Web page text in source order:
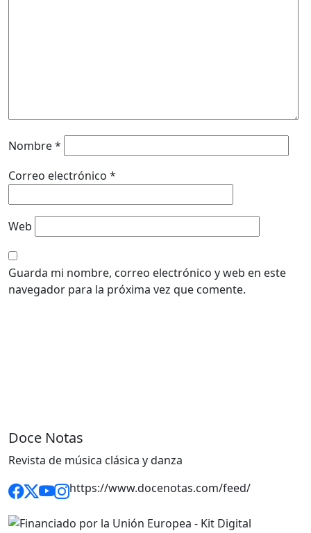
Nombre*
Correo electrónico *
Web
Guarda mi nombre, correo electrónico y web en este
navegador para la próxima vez que comente.
Doce Notas
Revista de música clásica y danza
https://www.docenotas.com/feed/